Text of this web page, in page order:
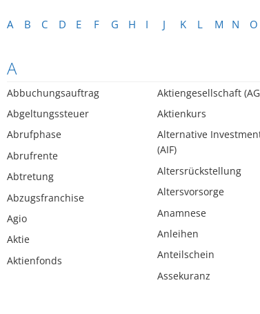
A B C D E F G H I J K L M N O
A
Abbuchungsauftrag
Abgeltungssteuer
Abrufphase
Abrufrente
Abtretung
Abzugsfranchise
Agio
Aktie
Aktienfonds
Aktiengesellschaft
Aktienkurs
Alternative
(AIF)
Altersrückstellung
Altersvorsorge
Anamnese
Anleihen
Anteilschein
Assekuranz